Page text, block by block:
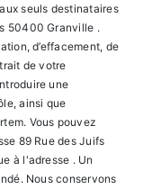
seuls destinataires
50400 Granville .
d’effacement, de
de votre
une
ainsi que
Vous pouvez
89 Rue des Juifs
à l'adresse . Un
Nous conservons